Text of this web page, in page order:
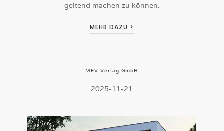
geltend machen zu können.
MEHR DAZU >
MEV Verlag GmbH
2025-11-21